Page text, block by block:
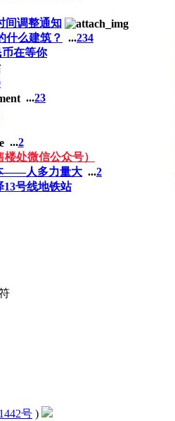
间调整通知
什么建筑？ ...234
在等你
...23
...2
处微信公众号）
——人多力量大 ...2
13号线地铁站
号 )